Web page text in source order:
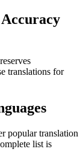
translations for
popular translation
list is